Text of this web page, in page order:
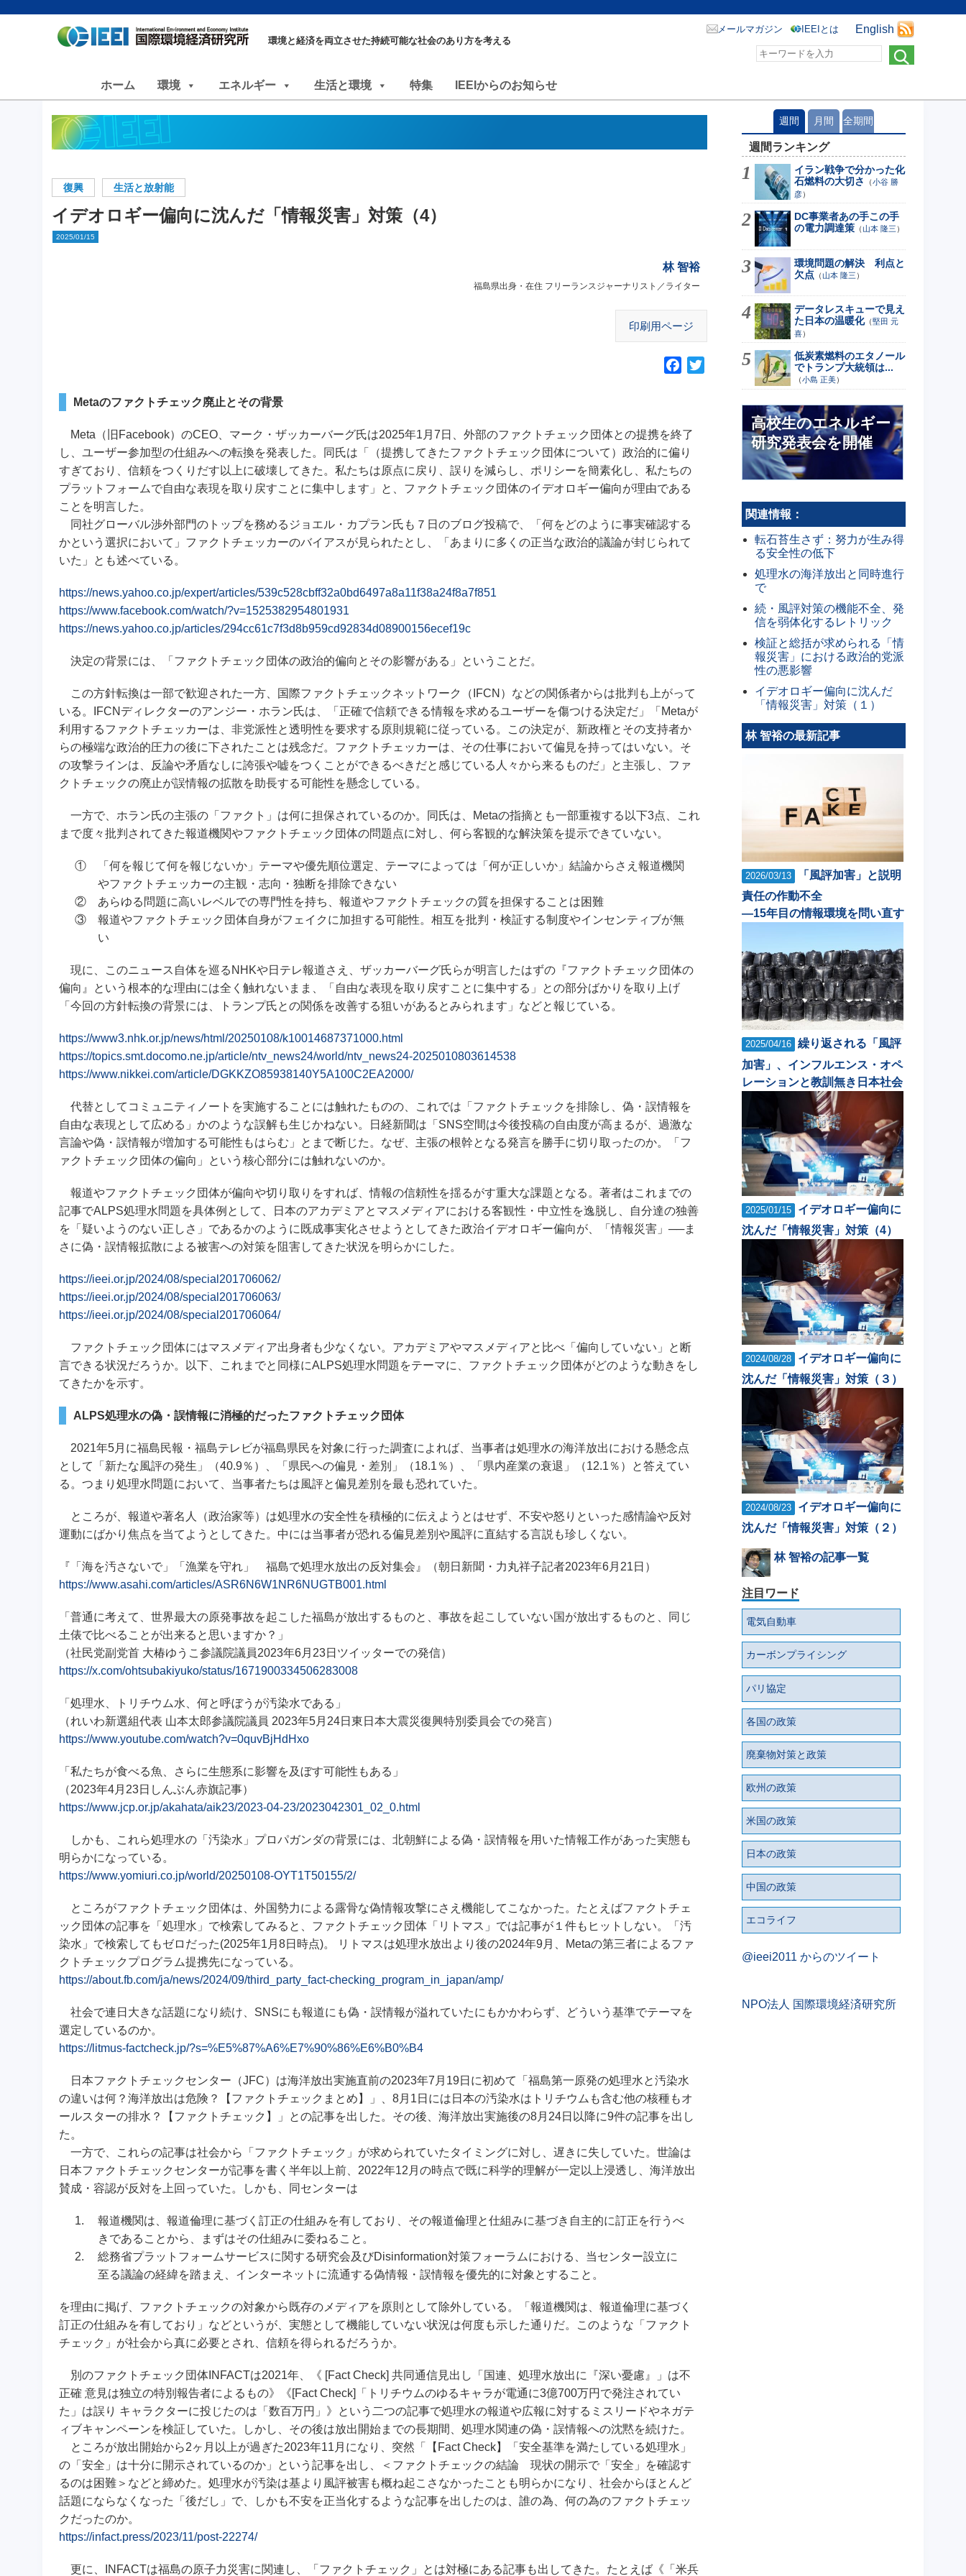
環境と経済を両立させた持続可能な社会のあり方を考える
English
メールマガジン IEEIとは
ホーム 環境 エネルギー 生活と環境 特集 IEEIからのお知らせ
復興 生活と放射能
イデオロギー偏向に沈んだ「情報災害」対策（4）
2025/01/15
林 智裕
福島県出身・在住 フリーランスジャーナリスト／ライター
印刷用ページ
b
o
o
k
Metaのファクトチェック廃止とその背景
Meta（旧Facebook）のCEO、マーク・ザッカーバーグ氏は2025年1月7日、外部のファクトチェック団体との提携を終了
し、ユーザー参加型の仕組みへの転換を発表した。同氏は「（提携してきたファクトチェック団体について）政治的に偏り
すぎており、信頼をつくりだす以上に破壊してきた。私たちは原点に戻り、誤りを減らし、ポリシーを簡素化し、私たちの
プラットフォームで自由な表現を取り戻すことに集中します」と、ファクトチェック団体のイデオロギー偏向が理由である
ことを明言した。
同社グローバル渉外部門のトップを務めるジョエル・カプラン氏も７日のブログ投稿で、「何をどのように事実確認する
かという選択において」ファクトチェッカーのバイアスが見られたとし、「あまりに多くの正当な政治的議論が封じられて
いた」とも述べている。
https://news.yahoo.co.jp/expert/articles/539c528cbff32a0bd6497a8a11f38a24f8a7f851
https://www.facebook.com/watch/?v=1525382954801931
https://news.yahoo.co.jp/articles/294cc61c7f3d8b959cd92834d08900156ecef19c
決定の背景には、「ファクトチェック団体の政治的偏向とその影響がある」ということだ。
この方針転換は一部で歓迎された一方、国際ファクトチェックネットワーク（IFCN）などの関係者からは批判も上がって
いる。IFCNディレクターのアンジー・ホラン氏は、「正確で信頼できる情報を求めるユーザーを傷つける決定だ」「Metaが
利用するファクトチェッカーは、非党派性と透明性を要求する原則規範に従っている。この決定が、新政権とその支持者か
らの極端な政治的圧力の後に下されたことは残念だ。ファクトチェッカーは、その仕事において偏見を持ってはいない。そ
の攻撃ラインは、反論や矛盾なしに誇張や嘘をつくことができるべきだと感じている人々から来るものだ」と主張し、ファ
クトチェックの廃止が誤情報の拡散を助長する可能性を懸念している。
一方で、ホラン氏の主張の「ファクト」は何に担保されているのか。同氏は、Metaの指摘とも一部重複する以下3点、これ
まで度々批判されてきた報道機関やファクトチェック団体の問題点に対し、何ら客観的な解決策を提示できていない。
①
「何を報じて何を報じないか」テーマや優先順位選定、テーマによっては「何が正しいか」結論からさえ報道機関
やファクトチェッカーの主観・志向・独断を排除できない
②
あらゆる問題に高いレベルでの専門性を持ち、報道やファクトチェックの質を担保することは困難
③
報道やファクトチェック団体自身がフェイクに加担する可能性。相互を批判・検証する制度やインセンティブが無
い
現に、このニュース自体を巡るNHKや日テレ報道さえ、ザッカーバーグ氏らが明言したはずの『ファクトチェック団体の
偏向』という根本的な理由には全く触れないまま、「自由な表現を取り戻すことに集中する」との部分ばかりを取り上げ
「今回の方針転換の背景には、トランプ氏との関係を改善する狙いがあるとみられます」などと報じている。
https://www3.nhk.or.jp/news/html/20250108/k10014687371000.html
https://topics.smt.docomo.ne.jp/article/ntv_news24/world/ntv_news24-2025010803614538
https://www.nikkei.com/article/DGKKZO85938140Y5A100C2EA2000/
代替としてコミュニティノートを実施することには触れたものの、これでは「ファクトチェックを排除し、偽・誤情報を
自由な表現として広める」かのような誤解も生じかねない。日経新聞は「SNS空間は今後投稿の自由度が高まるが、過激な
言論や偽・誤情報が増加する可能性もはらむ」とまで断じた。なぜ、主張の根幹となる発言を勝手に切り取ったのか。「フ
ァクトチェック団体の偏向」という核心部分には触れないのか。
報道やファクトチェック団体が偏向や切り取りをすれば、情報の信頼性を揺るがす重大な課題となる。著者はこれまでの
記事でALPS処理水問題を具体例として、日本のアカデミアとマスメディアにおける客観性・中立性を逸脱し、自分達の独善
を「疑いようのない正しさ」であるかのように既成事実化させようとしてきた政治イデオロギー偏向が、「情報災害」──ま
さに偽・誤情報拡散による被害への対策を阻害してきた状況を明らかにした。
https://ieei.or.jp/2024/08/special201706062/
https://ieei.or.jp/2024/08/special201706063/
https://ieei.or.jp/2024/08/special201706064/
ファクトチェック団体にはマスメディア出身者も少なくない。アカデミアやマスメディアと比べ「偏向していない」と断
言できる状況だろうか。以下、これまでと同様にALPS処理水問題をテーマに、ファクトチェック団体がどのような動きをし
てきたかを示す。
ALPS処理水の偽・誤情報に消極的だったファクトチェック団体
2021年5月に福島民報・福島テレビが福島県民を対象に行った調査によれば、当事者は処理水の海洋放出における懸念点
として「新たな風評の発生」（40.9％）、「県民への偏見・差別」（18.1％）、「県内産業の衰退」（12.1％）と答えてい
る。つまり処理水問題において、当事者たちは風評と偏見差別を最も恐れていた。
ところが、報道や著名人（政治家等）は処理水の安全性を積極的に伝えようとはせず、不安や怒りといった感情論や反対
運動にばかり焦点を当てようとしてきた。中には当事者が恐れる偏見差別や風評に直結する言説も珍しくない。
『「海を汚さないで」「漁業を守れ」 福島で処理水放出の反対集会』（朝日新聞・力丸祥子記者2023年6月21日）
https://www.asahi.com/articles/ASR6N6W1NR6NUGTB001.html
「普通に考えて、世界最大の原発事故を起こした福島が放出するものと、事故を起こしていない国が放出するものと、同じ
土俵で比べることが出来ると思いますか？」
（社民党副党首 大椿ゆうこ参議院議員2023年6月23日ツイッターでの発信）
https://x.com/ohtsubakiyuko/status/1671900334506283008
「処理水、トリチウム水、何と呼ぼうが汚染水である」
（れいわ新選組代表 山本太郎参議院議員 2023年5月24日東日本大震災復興特別委員会での発言）
https://www.youtube.com/watch?v=0quvBjHdHxo
「私たちが食べる魚、さらに生態系に影響を及ぼす可能性もある」
（2023年4月23日しんぶん赤旗記事）
https://www.jcp.or.jp/akahata/aik23/2023-04-23/2023042301_02_0.html
しかも、これら処理水の「汚染水」プロパガンダの背景には、北朝鮮による偽・誤情報を用いた情報工作があった実態も
明らかになっている。
https://www.yomiuri.co.jp/world/20250108-OYT1T50155/2/
ところがファクトチェック団体は、外国勢力による露骨な偽情報攻撃にさえ機能してこなかった。たとえばファクトチェ
ック団体の記事を「処理水」で検索してみると、ファクトチェック団体「リトマス」では記事が１件もヒットしない。「汚
染水」で検索してもゼロだった(2025年1月8日時点)。 リトマスは処理水放出より後の2024年9月、Metaの第三者によるファ
クトチェックプログラム提携先になっている。
https://about.fb.com/ja/news/2024/09/third_party_fact-checking_program_in_japan/amp/
社会で連日大きな話題になり続け、SNSにも報道にも偽・誤情報が溢れていたにもかかわらず、どういう基準でテーマを
選定しているのか。
https://litmus-factcheck.jp/?s=%E5%87%A6%E7%90%86%E6%B0%B4
日本ファクトチェックセンター（JFC）は海洋放出実施直前の2023年7月19日に初めて「福島第一原発の処理水と汚染水
の違いは何？海洋放出は危険？【ファクトチェックまとめ】」、8月1日には日本の汚染水はトリチウムも含む他の核種もオ
ールスターの排水？【ファクトチェック】」との記事を出した。その後、海洋放出実施後の8月24日以降に9件の記事を出し
た。
一方で、これらの記事は社会から「ファクトチェック」が求められていたタイミングに対し、遅きに失していた。世論は
日本ファクトチェックセンターが記事を書く半年以上前、2022年12月の時点で既に科学的理解が一定以上浸透し、海洋放出
賛成・容認が反対を上回っていた。しかも、同センターは
1.
報道機関は、報道倫理に基づく訂正の仕組みを有しており、その報道倫理と仕組みに基づき自主的に訂正を行うべ
きであることから、まずはその仕組みに委ねること。
2.
総務省プラットフォームサービスに関する研究会及びDisinformation対策フォーラムにおける、当センター設立に
至る議論の経緯を踏まえ、インターネットに流通する偽情報・誤情報を優先的に対象とすること。
を理由に掲げ、ファクトチェックの対象から既存のメディアを原則として除外している。「報道機関は、報道倫理に基づく
訂正の仕組みを有しており」などというが、実態として機能していない状況は何度も示した通りだ。このような「ファクト
チェック」が社会から真に必要とされ、信頼を得られるだろうか。
別のファクトチェック団体INFACTは2021年、《 [Fact Check] 共同通信見出し「国連、処理水放出に『深い憂慮』」は不
正確 意見は独立の特別報告者によるもの》《[Fact Check]「トリチウムのゆるキャラが電通に3億700万円で発注されてい
た」は誤り キャラクターに投じたのは「数百万円」》という二つの記事で処理水の報道や広報に対するミスリードやネガテ
ィブキャンペーンを検証していた。しかし、その後は放出開始までの長期間、処理水関連の偽・誤情報への沈黙を続けた。
ところが放出開始から2ヶ月以上が過ぎた2023年11月になり、突然「【Fact Check】「安全基準を満たしている処理水」
の「安全」は十分に開示されているのか」という記事を出し、＜ファクトチェックの結論 現状の開示で「安全」を確認す
るのは困難＞などと締めた。処理水が汚染は基より風評被害も概ね起こさなかったことも明らかになり、社会からほとんど
話題にならなくなった「後だし」で、しかも不安を正当化するような記事を出したのは、誰の為、何の為のファクトチェッ
クだったのか。
https://infact.press/2023/11/post-22274/
更に、INFACTは福島の原子力災害に関連し、「ファクトチェック」とは対極にある記事も出してきた。たとえば《「米兵
週間 月間 全期間
週間ランキング
イラン戦争で分かった化
石燃料の大切さ
（小谷 勝
彦）
DC事業者あの手この手
の電力調達策 （山本 隆三 ）
環境問題の解決 利点と
欠点 （山本 隆三 ）
データレスキューで見え
た日本の温暖化（堅田 元
喜）
低炭素燃料のエタノール
でトランプ大統領は...
（小島 正美）
高校生のエネルギー
研究発表会を開催
関連情報：
転石苔生さず：努力が生み得
る安全性の低下
処理水の海洋放出と同時進行
で
続・風評対策の機能不全、発
信を弱体化するレトリック
検証と総括が求められる「情
報災害」における政治的党派
性の悪影響
イデオロギー偏向に沈んだ
「情報災害」対策（１）
林 智裕の最新記事
2026/03/13
「風評加害」と説明
責任の作動不全
―15年目の情報環境を問い直す
2025/04/16 繰り返される「風評
加害」、インフルエンス・オペ
レーションと教訓無き日本社会
2025/01/15
イデオロギー偏向に
沈んだ「情報災害」対策（4）
2024/08/28
イデオロギー偏向に
沈んだ「情報災害」対策（３）
2024/08/23
イデオロギー偏向に
沈んだ「情報災害」対策（２）
林 智裕の記事一覧
注目ワード
電気自動車
カーボンプライシング
パリ協定
各国の政策
廃棄物対策と政策
欧州の政策
米国の政策
日本の政策
中国の政策
エコライフ
@ieei2011 からのツイート
NPO法人 国際環境経済研究所